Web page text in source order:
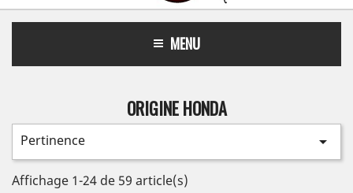
MENU
ORIGINE HONDA
Pertinence 
Affichage 1-24 de 59 article(s)